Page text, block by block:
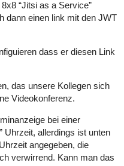
“Jitsi as a Service”
dann einen link mit den JWT
dass er diesen Link
das unsere Kollegen sich
Videokonferenz.
bei einer
Uhrzeit, allerdings ist unten
angegeben, die
verwirrend. Kann man das